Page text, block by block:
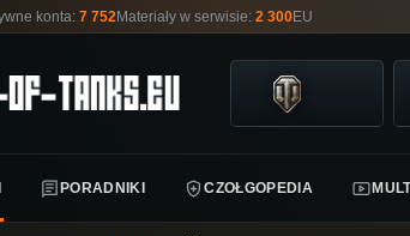
konta: 7 752Materiały w serwisie: 2 300EU
PORADNIKI CZOŁGOPEDIA